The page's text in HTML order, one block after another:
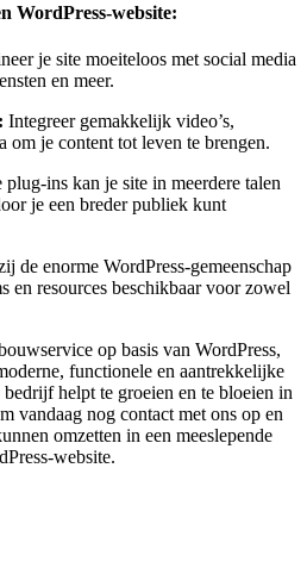
WordPress-website:
je site moeiteloos met social media
en meer.
Integreer gemakkelijk video’s,
om je content tot leven te brengen.
plug-ins kan je site in meerdere talen
je een breder publiek kunt
de enorme WordPress-gemeenschap
en resources beschikbaar voor zowel
op basis van WordPress,
functionele en aantrekkelijke
helpt te groeien en te bloeien in
vandaag nog contact met ons op en
omzetten in een meeslepende
website.